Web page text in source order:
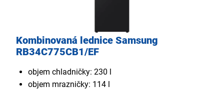
Kombinovaná lednice Samsung
RB34C775CB1/EF
objem chladničky: 230 l
objem mrazničky: 114 l